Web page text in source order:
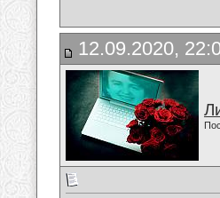
12.09.2020,